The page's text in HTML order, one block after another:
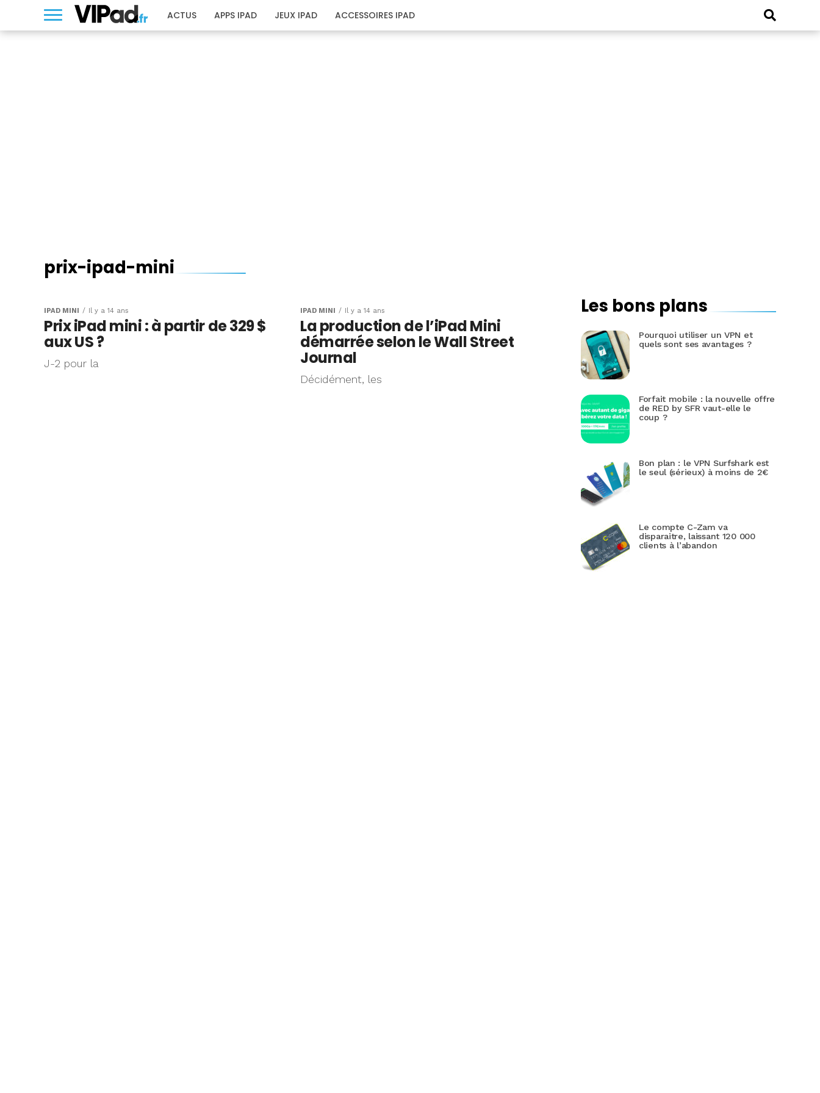
ACTUS APPS IPAD JEUX IPAD ACCESSOIRES IPAD
PRIX-IPAD-MINI
L’iPad Mini officialisé :
specs, prix, réservation et
disponibilité
Objet de
prix-ipad-mini
IPAD MINI Il y a 14 ans
Prix iPad mini : à partir de 329 $
aux US ?
J-2 pour la
IPAD MINI Il y a 14 ans
La production de l’iPad Mini
démarrée selon le Wall Street
Journal
Décidément, les
Les bons plans
Pourquoi utiliser un VPN et
quels sont ses avantages ?
Forfait mobile : la nouvelle offre
de RED by SFR vaut-elle le
coup ?
Bon plan : le VPN Surfshark est
le seul (sérieux) à moins de 2€
Le compte C-Zam va
disparaitre, laissant 120 000
clients à l’abandon